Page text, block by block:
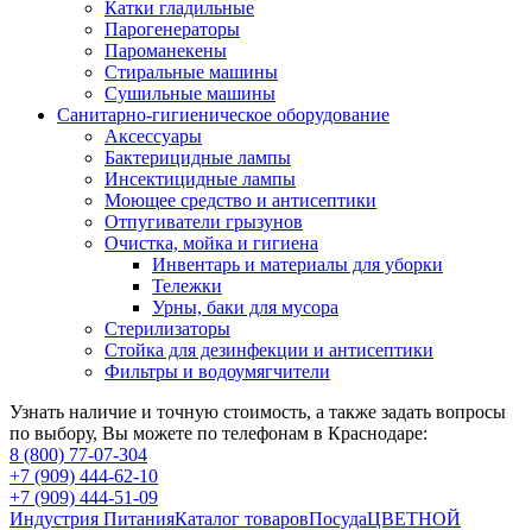
Катки гладильные
Парогенераторы
Пароманекены
Стиральные машины
Сушильные машины
Санитарно-гигиеническое оборудование
Аксессуары
Бактерицидные лампы
Инсектицидные лампы
Моющее средство и антисептики
Отпугиватели грызунов
Очистка, мойка и гигиена
Инвентарь и материалы для уборки
Тележки
Урны, баки для мусора
Стерилизаторы
Стойка для дезинфекции и антисептики
Фильтры и водоумягчители
Узнать наличие и точную стоимость, а также задать вопросы
по выбору, Вы можете по телефонам в Краснодаре:
8 (800) 77-07-304
+7 (909) 444-62-10
+7 (909) 444-51-09
Индустрия ПитанияКаталог товаровПосудаЦВЕТНОЙ